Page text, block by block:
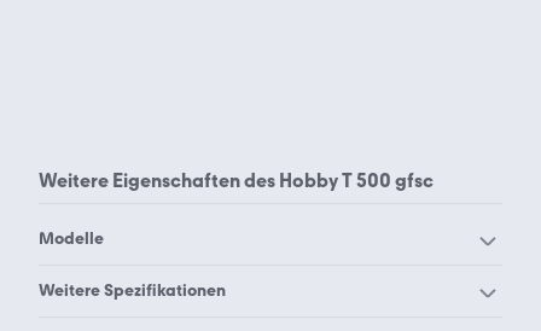
Weitere Eigenschaften des Hobby T 500 gfsc
Modelle
Hobby 720 ukfe
Weitere Spezifikationen